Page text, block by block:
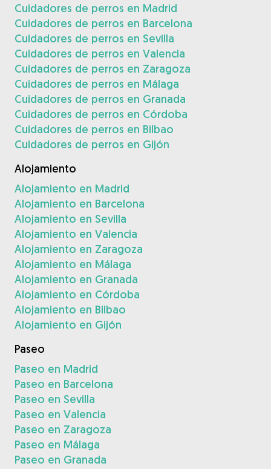
Cuidadores de perros en Madrid
Cuidadores de perros en Barcelona
Cuidadores de perros en Sevilla
Cuidadores de perros en Valencia
Cuidadores de perros en Zaragoza
Cuidadores de perros en Málaga
Cuidadores de perros en Granada
Cuidadores de perros en Córdoba
Cuidadores de perros en Bilbao
Cuidadores de perros en Gijón
Alojamiento
Alojamiento en Madrid
Alojamiento en Barcelona
Alojamiento en Sevilla
Alojamiento en Valencia
Alojamiento en Zaragoza
Alojamiento en Málaga
Alojamiento en Granada
Alojamiento en Córdoba
Alojamiento en Bilbao
Alojamiento en Gijón
Paseo
Paseo en Madrid
Paseo en Barcelona
Paseo en Sevilla
Paseo en Valencia
Paseo en Zaragoza
Paseo en Málaga
Paseo en Granada